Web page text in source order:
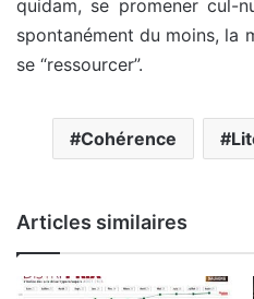
quidam, se promener cul-
spontanément du moins, la
se “ressourcer”.
Cohérence
Articles similaires